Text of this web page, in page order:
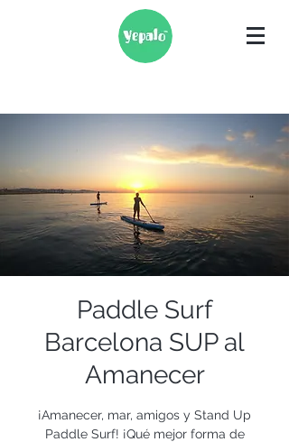
Paddle Surf
Barcelona SUP al
Amanecer
¡Amanecer, mar, amigos y Stand Up
Paddle Surf! ¡Qué mejor forma de